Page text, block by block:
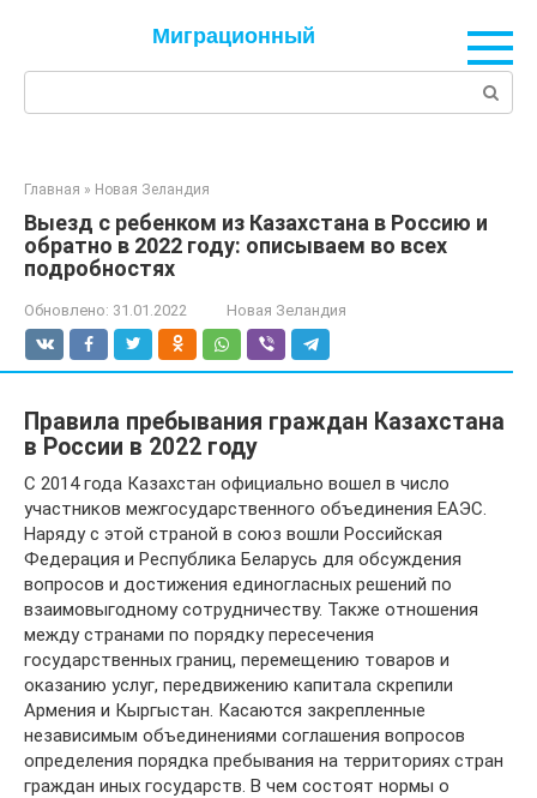
Миграционный
Главная » Новая Зеландия
Выезд с ребенком из Казахстана в Россию и
обратно в 2022 году: описываем во всех
подробностях
Обновлено: 31.01.2022 Новая Зеландия
Правила пребывания граждан Казахстана
в России в 2022 году
С 2014 года Казахстан официально вошел в число
участников межгосударственного объединения ЕАЭС.
Наряду с этой страной в союз вошли Российская
Федерация и Республика Беларусь для обсуждения
вопросов и достижения единогласных решений по
взаимовыгодному сотрудничеству. Также отношения
между странами по порядку пересечения
государственных границ, перемещению товаров и
оказанию услуг, передвижению капитала скрепили
Армения и Кыргыстан. Касаются закрепленные
независимым объединениями соглашения вопросов
определения порядка пребывания на территориях стран
граждан иных государств. В чем состоят нормы о